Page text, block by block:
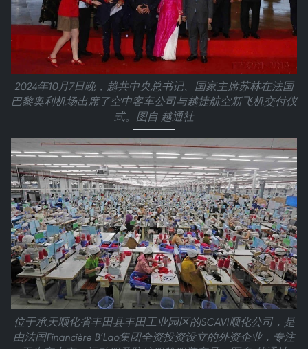
2024年10月7日晚，越共中央总书记、国家主席苏林在法国
巴黎奥利机场出席了空中客车公司与越捷航空新飞机交付仪
式。图自 越通社
位于承天顺化省丰田县丰田工业园区的SCAVI顺化公司，是
由法国Financière B’Lao集团全资投资设立的外资企业，专注